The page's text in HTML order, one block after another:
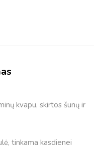
kvapu, skirtos šunų ir
tinkama kasdienei